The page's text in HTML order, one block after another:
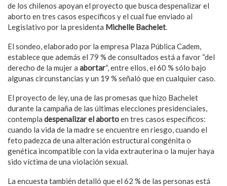
de los chilenos apoyan el proyecto que busca despenalizar el
aborto en tres casos específicos y el cual fue enviado al
Legislativo por la presidenta Michelle Bachelet.
El sondeo, elaborado por la empresa Plaza Pública Cadem,
establece que además el 79 % de consultados está a favor “del
derecho de la mujer a abortar“, entre ellos, el 60 % sólo bajo
algunas circunstancias y un 19 % señaló que en cualquier caso.
El proyecto de ley, una de las promesas que hizo Bachelet
durante la campaña de las últimas elecciones presidenciales,
contempla despenalizar el abortoen tres casos específicos:
cuando la vida de la madre se encuentre en riesgo, cuando el
feto padezca de una alteración estructural congénita o
genética incompatible con la vida extrauterina o la mujer haya
sido víctima de una violación sexual.
La encuesta también detalló que el 62 % de las personas está